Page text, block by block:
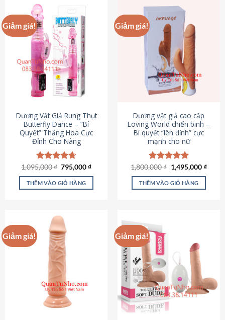
Giảm giá!
Dương Vật Giả Rung Thụt
Butterfly Dance – “Bí
Quyết” Thăng Hoa Cực
Đỉnh Cho Nàng
Được xếp
hạng4.65
5 sao
1,095,000₫ Giá
là:
1,095,000 ₫.
795,000₫Giá
tại
THÊM VÀO GIỎ HÀNG
Giảm giá!
Dương vật giả cao cấp
Loving World chiến binh –
Bí quyết “lên đỉnh” cực
mạnh cho nữ
Được xếp
hạng4.89
5 sao
1,800,000₫ Giá
gốc
là:
1,800,000 ₫.
1,495,000₫Giá
THÊM VÀO GIỎ HÀNG
Giảm giá! Giảm giá!